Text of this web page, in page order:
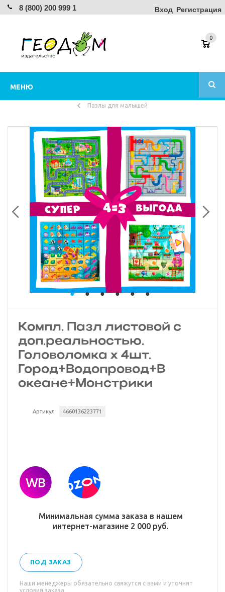
8 (800) 200 999 1 Вход Регистрация
МЕНЮ
0
Пазлы для малышей
Компл. Пазл листовой с
доп.реальностью.
Головоломка х 4шт.
Город+Водопровод+В
океане+Монстрики
Артикул 4660136223771
Минимальная сумма заказа в нашем
интернет-магазине 2 000 руб.
ПОД ЗАКАЗ
Наши менеджеры обязательно свяжутся с вами и уточнят
условия заказа